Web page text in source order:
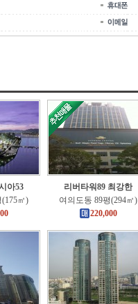
아53
㎡)
리버타워89 최강한
여의도동 89평(294㎡)
220,000